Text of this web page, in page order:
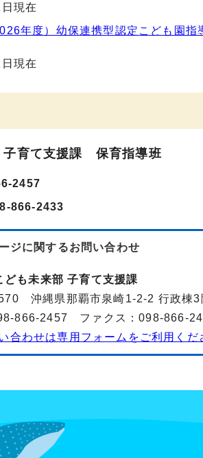
現在
年度）幼保連携型認定こども園
現在
育て支援課 保育指導班
2457
866-2433
ジに関するお問い合わせ
ども未来部 子育て支援課
沖縄県那覇市泉崎1-2-2 行政棟3
866-2457 ファクス：098-866-
合わせは専用フォームをご利用くだ